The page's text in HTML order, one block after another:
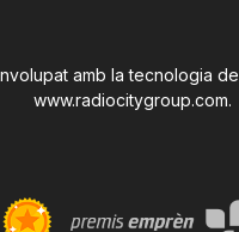
amb la tecnologia de
www.radiocitygroup.com.